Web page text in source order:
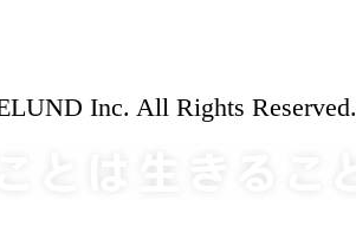
Inc. All Rights Reserved.